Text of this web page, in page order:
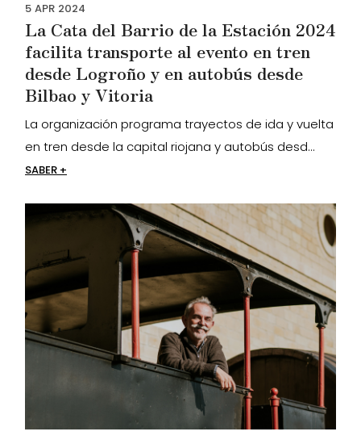
5 APR 2024
La Cata del Barrio de la Estación 2024
facilita transporte al evento en tren
desde Logroño y en autobús desde
Bilbao y Vitoria
La organización programa trayectos de ida y vuelta
en tren desde la capital riojana y autobús desd...
SABER +